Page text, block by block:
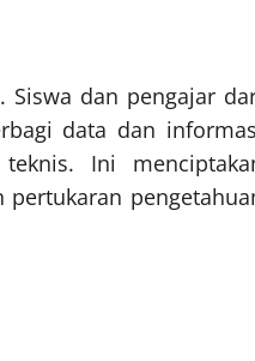
dan pengajar
data dan
Ini